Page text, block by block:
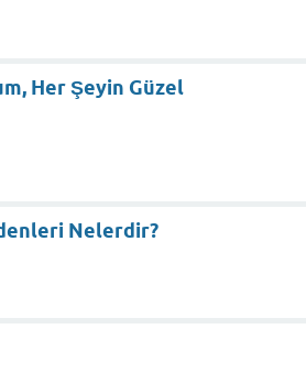
Her Şeyin Güzel
Nelerdir?